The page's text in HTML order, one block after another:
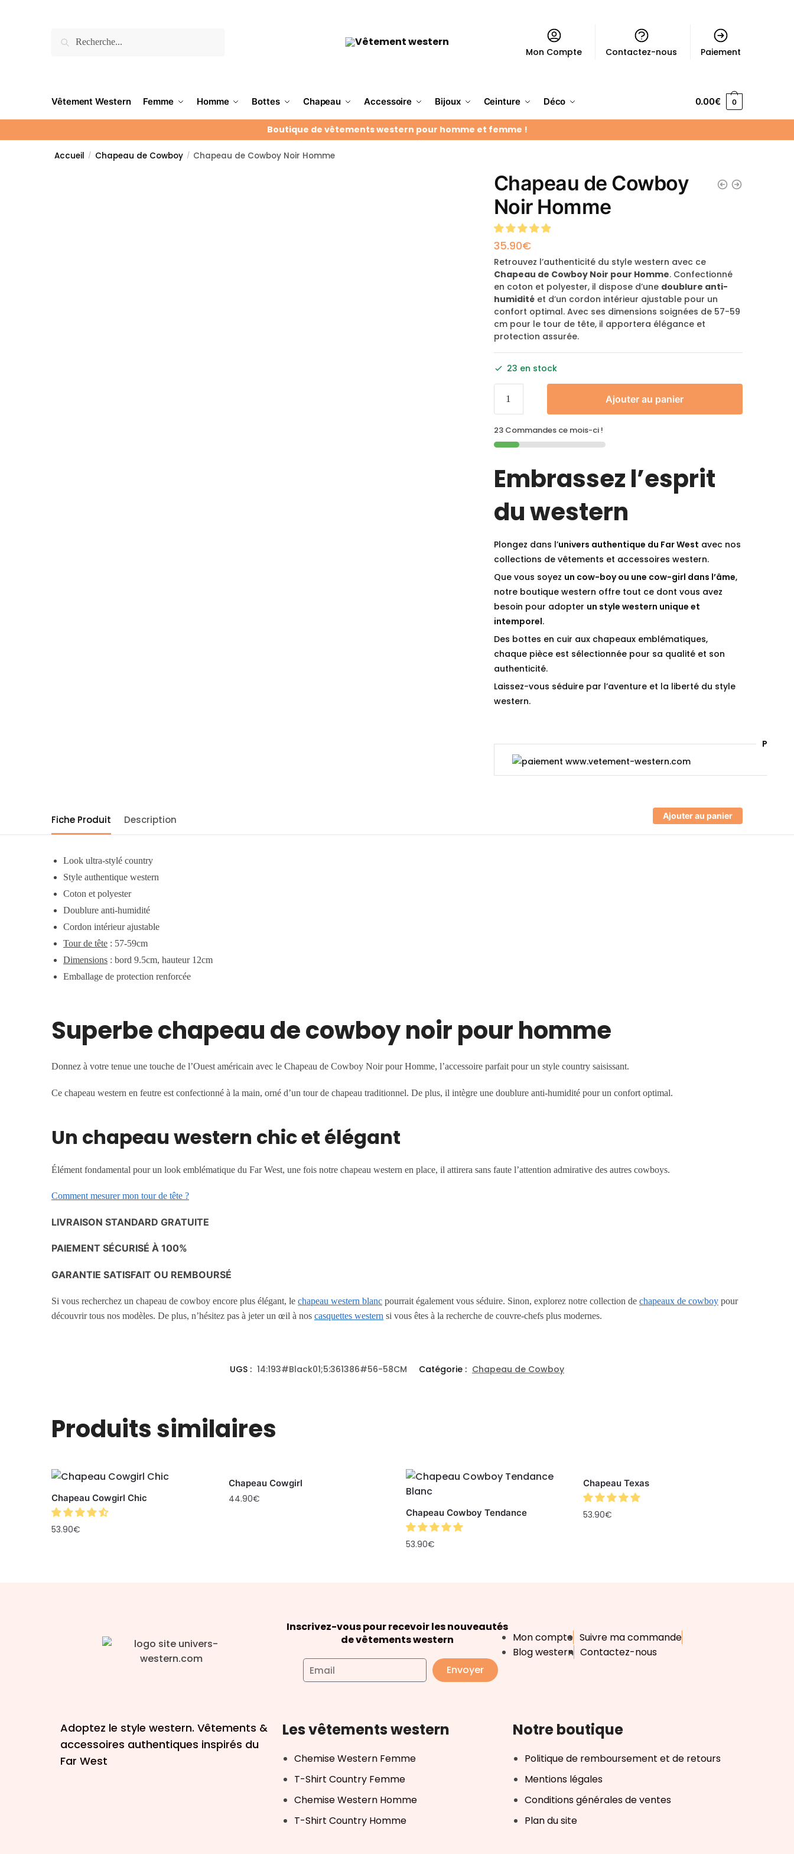
Mon Compte Contactez-nous Paiement
Vêtement Western Femme Homme Bottes Chapeau Accessoire Bijoux Ceinture Déco 0.00€ 0
Boutique de vêtements western pour homme et femme !
Accueil / Chapeau de Cowboy / Chapeau de Cowboy Noir Homme
Chapeau de Cowboy
Noir Homme
35.90€
Retrouvez l’authenticité du style western avec ce
Chapeau de Cowboy Noir pour Homme. Confectionné
en coton et polyester, il dispose d’une doublure anti-
humiditéet d’un cordon intérieur ajustable pour un
confort optimal. Avec ses dimensions soignées de 57-59
cm pour le tour de tête, il apportera élégance et
protection assurée.
23 en stock
Ajouter au panier
23 Commandes ce mois-ci !
Embrassez l’esprit
du western
Plongez dans l’univers authentique du Far West avec nos
collections de vêtements et accessoires western.
Que vous soyez un cow-boy ou une cow-girl dans l’âme,
notre boutique western offre tout ce dont vous avez
besoin pour adopter un style western unique et
intemporel.
Des bottes en cuir aux chapeaux emblématiques,
chaque pièce est sélectionnée pour sa qualité et son
authenticité.
Laissez-vous séduire par l’aventure et la liberté du style
western.
Fiche Produit Description Ajouter au panier
Look ultra-stylé country
Style authentique western
Coton et polyester
Doublure anti-humidité
Cordon intérieur ajustable
Tour de tête : 57-59cm
Dimensions : bord 9.5cm, hauteur 12cm
Emballage de protection renforcée
Superbe chapeau de cowboy noir pour homme
Donnez à votre tenue une touche de l’Ouest américain avec le Chapeau de Cowboy Noir pour Homme, l’accessoire parfait pour un style country saisissant.
Ce chapeau western en feutre est confectionné à la main, orné d’un tour de chapeau traditionnel. De plus, il intègre une doublure anti-humidité pour un confort optimal.
Un chapeau western chic et élégant
Élément fondamental pour un look emblématique du Far West, une fois notre chapeau western en place, il attirera sans faute l’attention admirative des autres cowboys.
Comment mesurer mon tour de tête ?
LIVRAISON STANDARD GRATUITE
PAIEMENT SÉCURISÉ À 100%
GARANTIE SATISFAIT OU REMBOURSÉ
Si vous recherchez un chapeau de cowboy encore plus élégant, lechapeau western blanc pourrait également vous séduire. Sinon, explorez notre collection dechapeaux de cowboy pour
découvrir tous nos modèles. De plus, n’hésitez pas à jeter un œil à noscasquettes western si vous êtes à la recherche de couvre-chefs plus modernes.
UGS : 14:193#Black01;5:361386#56-58CM Catégorie : Chapeau de Cowboy
Produits similaires
Chapeau Cowgirl Chic
53.90€
Chapeau Cowgirl
44.90€
Chapeau Cowboy Tendance
53.90€
Chapeau Texas
53.90€
Inscrivez-vous pour recevoir les nouveautés
de vêtements western
Envoyer
Mon compte Suivre ma commande
Blog western Contactez-nous
Adoptez le style western. Vêtements &
accessoires authentiques inspirés du
Far West
Les vêtements western
Chemise Western Femme
T-Shirt Country Femme
Chemise Western Homme
T-Shirt Country Homme
Notre boutique
Politique de remboursement et de retours
Mentions légales
Conditions générales de ventes
Plan du site